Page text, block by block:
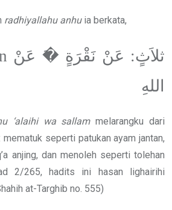
radhiyallahu anhu ia berkata,
اللهِ
‘alaihi wa sallammelarangku dari
seperti patukan ayam jantan,
anjing, dan menoleh seperti tolehan
2/265, hadits ini hasan lighairihi
at-Targhib no. 555)